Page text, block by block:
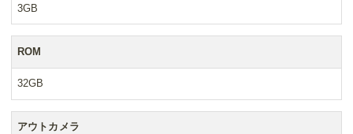
3GB
ROM
32GB
アウトカメラ